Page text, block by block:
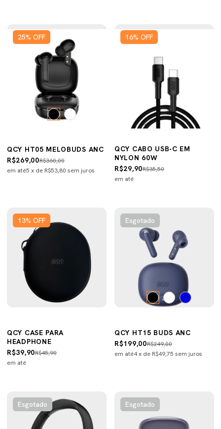
25% OFF
QCY HT05 MELOBUDS ANC
R$360,00
R$269,00
em até5 x de R$53,80 sem juros
16% OFF
QCY CABO USB-C EM
NYLON 60W
R$35,50
R$29,90
em até
13% OFF
QCY CASE PARA
HEADPHONE
R$45,90
R$39,90
em até
Esgotado
QCY HT15 BUDS ANC
R$249,00
R$199,00
em até4x de R$49,75 sem juros
Esgotado Esgotado